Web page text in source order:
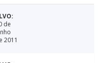
de
2011